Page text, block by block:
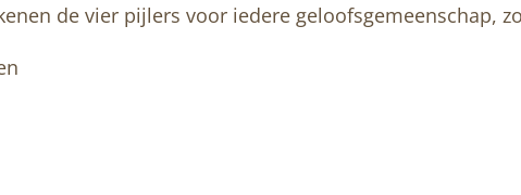
de vier pijlers voor iedere geloofsgemeenschap,